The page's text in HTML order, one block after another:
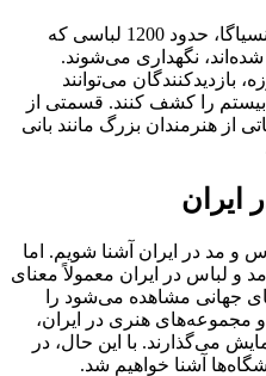
در موزه مد و فشن کریستوبال بالنسیاگا، حدود 1200 لباسی که
نگهداری می‌شوند.
بازدیدکنندگان می‌توانند
بیستم را کشف کنند. قسمتی از
از هنرمندان بزرگ مانند بانی
ایران
و مد در ایران آشنا شویم. اما
مد و لباس در ایران معمولاً معنای
جهانی مشاهده می‌شود را
و مجموعه‌های هنری در ایران،
می‌گذارند. با این حال، در
آشنا خواهیم شد.